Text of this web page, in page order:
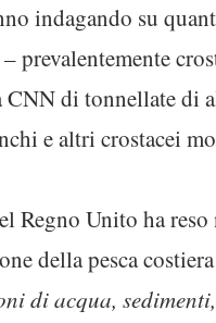
indagando su
prevalentemente
di tonnellate di
e altri crostacei
Regno Unito ha
della pesca
di acqua,